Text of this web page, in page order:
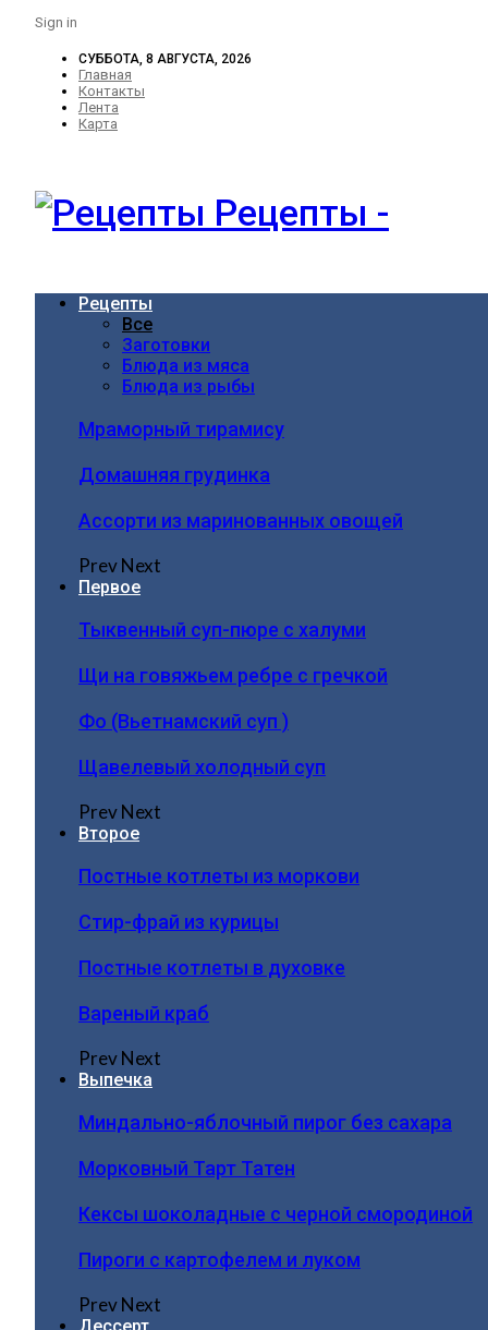
Sign in
СУББОТА, 8 АВГУСТА, 2026
Главная
Контакты
Лента
Карта
Рецепты -
Рецепты
Все
Заготовки
Блюда из мяса
Блюда из рыбы
Мраморный тирамису
Домашняя грудинка
Ассорти из маринованных овощей
PrevNext
Первое
Тыквенный суп-пюре с халуми
Щи на говяжьем ребре с гречкой
Фо (Вьетнамский суп )
Щавелевый холодный суп
PrevNext
Второе
Постные котлеты из моркови
Стир-фрай из курицы
Постные котлеты в духовке
Вареный краб
PrevNext
Выпечка
Миндально-яблочный пирог без сахара
Морковный Тарт Татен
Кексы шоколадные с черной смородиной
Пироги c картофелем и луком
PrevNext